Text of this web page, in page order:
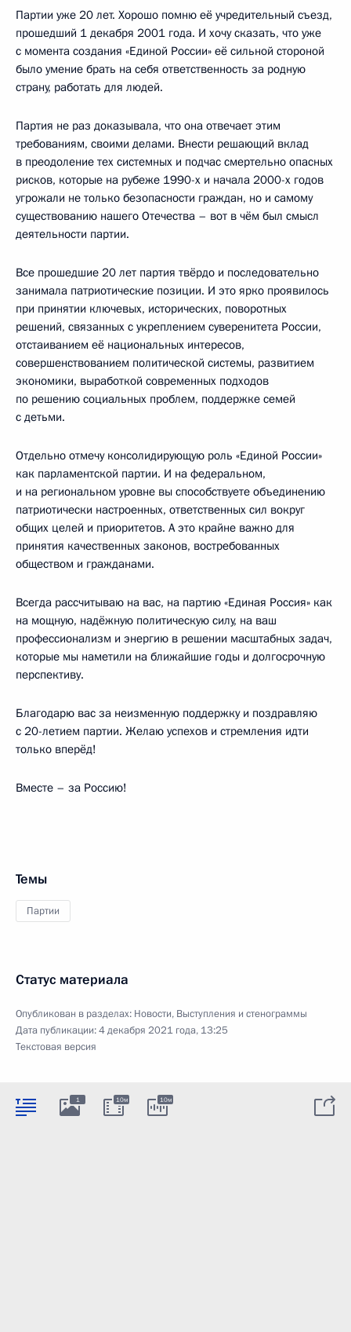
Партии уже 20 лет. Хорошо помню её учредительный съезд,
прошедший 1 декабря 2001 года. И хочу сказать, что уже
с момента создания «Единой России» её сильной стороной
было умение брать на себя ответственность за родную
страну, работать для людей.
Партия не раз доказывала, что она отвечает этим
требованиям, своими делами. Внести решающий вклад
в преодоление тех системных и подчас смертельно опасных
рисков, которые на рубеже 1990-х и начала 2000-х годов
угрожали не только безопасности граждан, но и самому
существованию нашего Отечества – вот в чём был смысл
деятельности партии.
Все прошедшие 20 лет партия твёрдо и последовательно
занимала патриотические позиции. И это ярко проявилось
при принятии ключевых, исторических, поворотных
решений, связанных с укреплением суверенитета России,
отстаиванием её национальных интересов,
совершенствованием политической системы, развитием
экономики, выработкой современных подходов
по решению социальных проблем, поддержке семей
с детьми.
Отдельно отмечу консолидирующую роль «Единой России»
как парламентской партии. И на федеральном,
и на региональном уровне вы способствуете объединению
патриотически настроенных, ответственных сил вокруг
общих целей и приоритетов. А это крайне важно для
принятия качественных законов, востребованных
обществом и гражданами.
Всегда рассчитываю на вас, на партию «Единая Россия» как
на мощную, надёжную политическую силу, на ваш
профессионализм и энергию в решении масштабных задач,
которые мы наметили на ближайшие годы и долгосрочную
перспективу.
Благодарю вас за неизменную поддержку и поздравляю
с 20-летием партии. Желаю успехов и стремления идти
только вперёд!
Вместе – за Россию!
Темы
Партии
Статус материала
Опубликован в разделах: Новости, Выступления и стенограммы
Дата публикации:4 декабря 2021 года, 13:25
Текстовая версия
1 10м 10м